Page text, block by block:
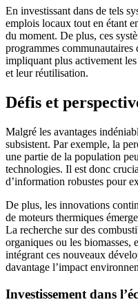
En investissant dans de tels
emplois locaux tout en étant
du moment. De plus, ces
programmes communautaires
impliquant plus activement
et leur réutilisation.
Défis et
Malgré les avantages
subsistent. Par exemple, la
une partie de la population
technologies. Il est donc
d’information robustes pour
De plus, les innovations
de moteurs thermiques
La recherche sur des
organiques ou les biomasses,
intégrant ces nouveaux
davantage l’impact
Investissement dans